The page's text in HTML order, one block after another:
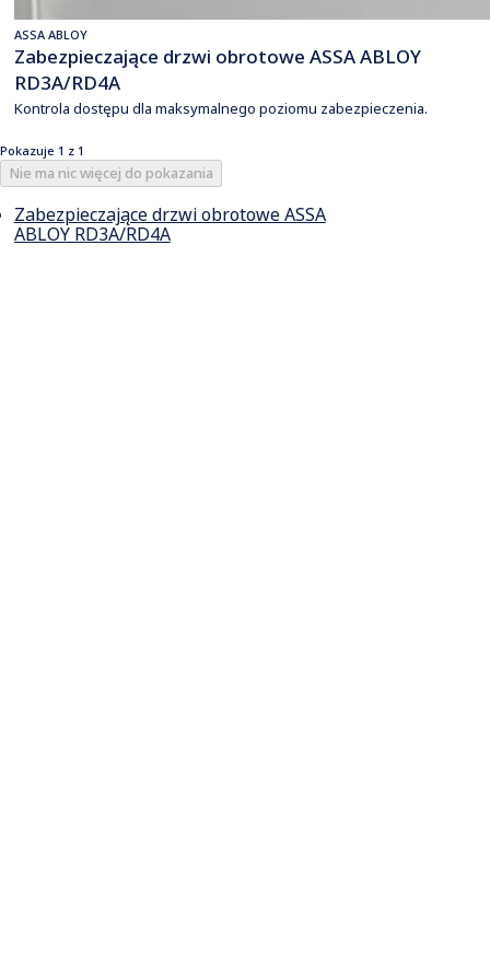
ASSA ABLOY
Zabezpieczające drzwi obrotowe ASSA ABLOY
RD3A/RD4A
Kontrola dostępu dla maksymalnego poziomu zabezpieczenia.
Pokazuje 1 z 1
Nie ma nic więcej do pokazania
Zabezpieczające drzwi obrotowe ASSA
ABLOY RD3A/RD4A